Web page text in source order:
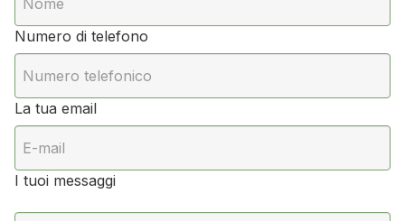
Numero di telefono
La tua email
I tuoi messaggi